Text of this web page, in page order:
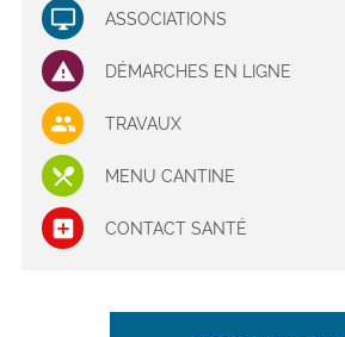
ASSOCIATIONS
DÉMARCHES EN LIGNE
TRAVAUX
MENU CANTINE
CONTACT SANTÉ